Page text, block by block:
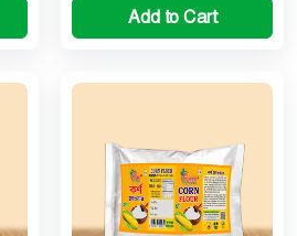
Add to Cart